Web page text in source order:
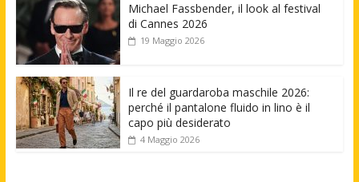
Michael Fassbender, il look al festival
di Cannes 2026
19 Maggio 2026
Il re del guardaroba maschile 2026:
perché il pantalone fluido in lino è il
capo più desiderato
4 Maggio 2026